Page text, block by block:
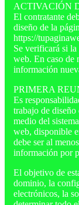
ACTIVACIÓN
El contratante
diseño de la
https://
Se verificará si
web. En caso de
información
PRIMERA
Es
trabajo de diseño
medio del
web, disponible
debe ser al
información por
El objetivo de
dominio, la
electrónicos, la